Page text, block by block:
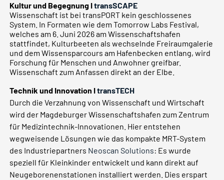
Kultur und Begegnung ItransSCAPE
Wissenschaft ist bei transPORT kein geschlossenes
System. In Formaten wie dem Tomorrow Labs Festival,
welches am 6. Juni 2026 am Wissenschaftshafen
stattfindet, Kulturbeeten als wechselnde Freiraumgalerie
und dem Wissensparcours am Hafenbecken entlang, wird
Forschung für Menschen und Anwohner greifbar.
Wissenschaft zum Anfassen direkt an der Elbe.
Technik und Innovation ItransTECH
Durch die Verzahnung von Wissenschaft und Wirtschaft
wird der Magdeburger Wissenschaftshafen zum Zentrum
für Medizintechnik-Innovationen. Hier entstehen
wegweisende Lösungen wie das kompakte MRT-System
des Industriepartners Neoscan Solutions: Es wurde
speziell für Kleinkinder entwickelt und kann direkt auf
Neugeborenenstationen installiert werden. Dies erspart